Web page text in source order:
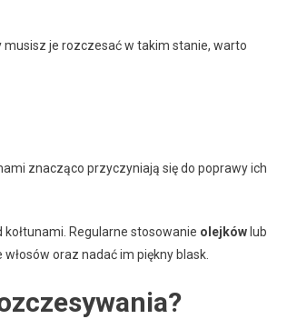
musisz je rozczesać w takim stanie, warto
znacząco przyczyniają się do poprawy ich
Regularne stosowanie olejkówlub
oraz nadać im piękny blask.